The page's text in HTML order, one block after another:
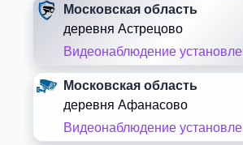
Московская область
деревня Астрецово
Видеонаблюдение
Московская область
деревня Афанасово
Видеонаблюдение